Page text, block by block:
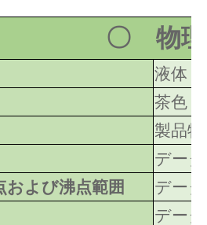
〇 物理
液体
茶色
製品
デー
および沸点範囲
デー
デー